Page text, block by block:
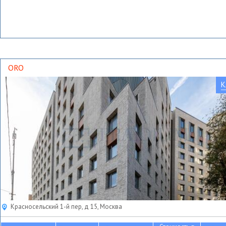
ORO
Красносельский 1-й пер, д 15, Москва